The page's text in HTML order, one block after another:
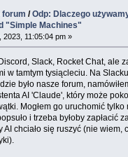
forum /Odp: Dlaczego
"Simple Machines"
2023, 11:05:04 pm »
Slack, Rocket Chat, ale
w tamtym tysiącleciu. Na
było nasze forum,
AI 'Claude', który może
Mogłem go uruchomić tylko
i trzeba byłoby zapłacić
AI chciało się ruszyć (nie wiem,